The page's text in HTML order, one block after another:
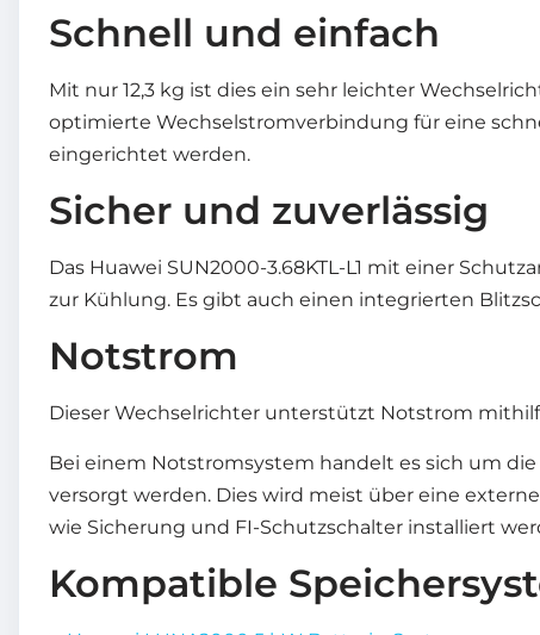
Schnell und einfach
Mit nur 12,3 kg ist dies ein sehr leichter
optimierte Wechselstromverbindung für eine
eingerichtet werden.
Sicher und zuverlässig
Das Huawei SUN2000-3.68KTL-L1 mit einer
zur Kühlung. Es gibt auch einen integrierten
Notstrom
Dieser Wechselrichter unterstützt Notstrom
Bei einem Notstromsystem handelt es sich um
versorgt werden. Dies wird meist über eine
wie Sicherung und FI-Schutzschalter installiert
Kompatible